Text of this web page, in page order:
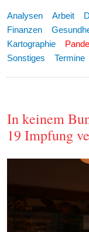
Analysen Arbeit
Finanzen
Kartographie
Sonstiges
Termine
In keinem
19 Impfung